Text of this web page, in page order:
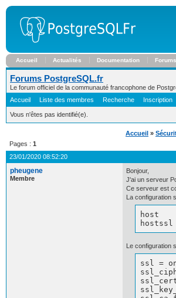
Accueil Actualités Documentation Forums
Forums PostgreSQL.fr
Le forum officiel de la communauté francophone de
Accueil
Liste des membres Recherche Inscription
Vous n'êtes pas identifié(e).
Accueil »
Pages : 1
23/01/2020 08:52:20
pheugene
Membre
Bonjour,
J'ai un serveur
Ce serveur est
La configuration
host 	   all		all	       0.0.0.0/0	 md5
Le configuration
ssl = on				# (change requires